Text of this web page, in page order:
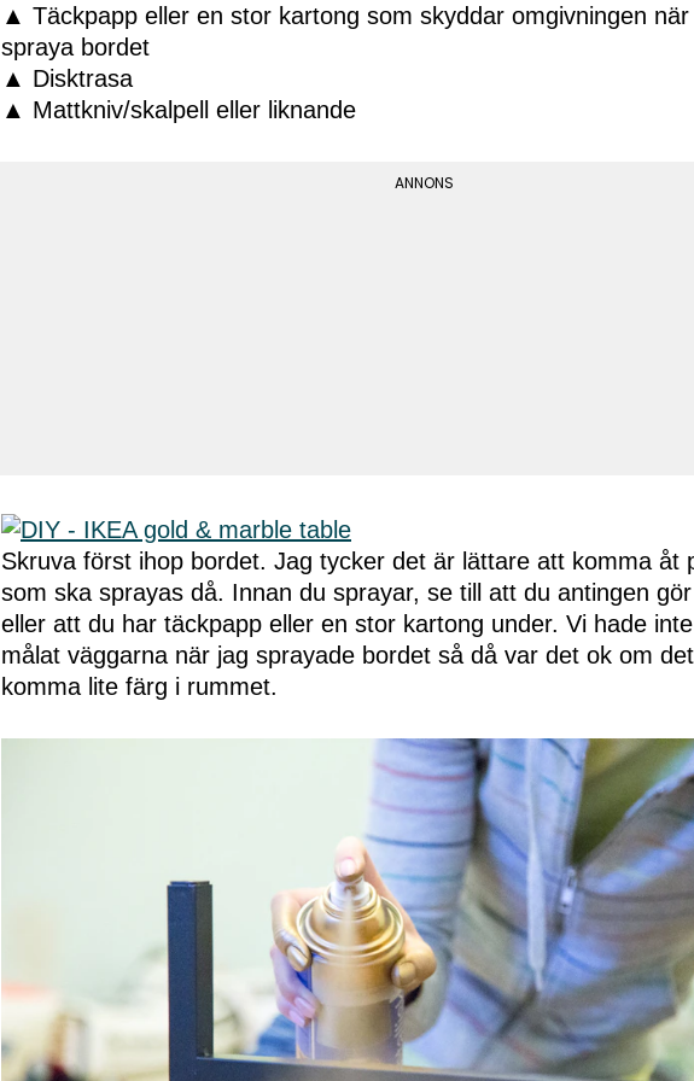
▲ Täckpapp eller en stor kartong som skyddar omgivningen
spraya bordet
▲ Disktrasa
▲ Mattkniv/skalpell eller liknande
Skruva först ihop bordet. Jag tycker det är lättare att komma åt
som ska sprayas då. Innan du sprayar, se till att du antingen
eller att du har täckpapp eller en stor kartong under. Vi hade
målat väggarna när jag sprayade bordet så då var det ok om
komma lite färg i rummet.